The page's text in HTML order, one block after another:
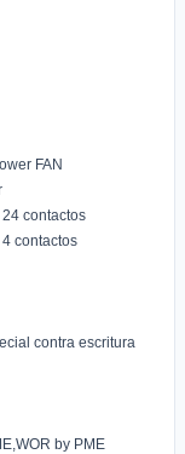
FAN
contactos
contactos
contra escritura
by PME